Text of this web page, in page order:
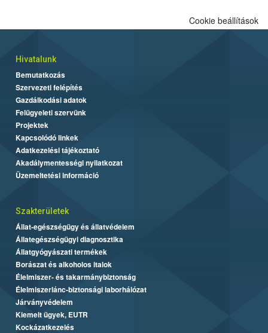
Cookie beállítások
Hivatalunk
Bemutatkozás
Szervezeti felépítés
Gazdálkodási adatok
Felügyeleti szervünk
Projektek
Kapcsolódó linkek
Adatkezelési tájékoztató
Akadálymentességi nyilatkozat
Üzemeltetési információ
Szakterületek
Állat-egészségügy és állatvédelem
Állategészségügyi diagnosztika
Állatgyógyászati termékek
Borászat és alkoholos italok
Élelmiszer- és takarmánybiztonság
Élelmiszerlánc-biztonsági laborhálózat
Járványvédelem
Kiemelt ügyek, EUTR
Kockázatkezelés